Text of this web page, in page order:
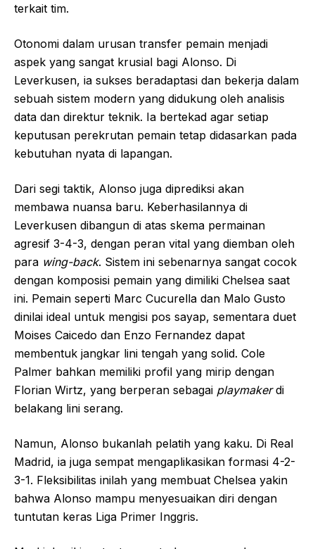
terkait tim.
Otonomi dalam urusan transfer pemain menjadi
aspek yang sangat krusial bagi Alonso. Di
Leverkusen, ia sukses beradaptasi dan bekerja dalam
sebuah sistem modern yang didukung oleh analisis
data dan direktur teknik. Ia bertekad agar setiap
keputusan perekrutan pemain tetap didasarkan pada
kebutuhan nyata di lapangan.
Dari segi taktik, Alonso juga diprediksi akan
membawa nuansa baru. Keberhasilannya di
Leverkusen dibangun di atas skema permainan
agresif 3-4-3, dengan peran vital yang diemban oleh
para wing-back. Sistem ini sebenarnya sangat cocok
dengan komposisi pemain yang dimiliki Chelsea saat
ini. Pemain seperti Marc Cucurella dan Malo Gusto
dinilai ideal untuk mengisi pos sayap, sementara duet
Moises Caicedo dan Enzo Fernandez dapat
membentuk jangkar lini tengah yang solid. Cole
Palmer bahkan memiliki profil yang mirip dengan
Florian Wirtz, yang berperan sebagai playmakerdi
belakang lini serang.
Namun, Alonso bukanlah pelatih yang kaku. Di Real
Madrid, ia juga sempat mengaplikasikan formasi 4-2-
3-1. Fleksibilitas inilah yang membuat Chelsea yakin
bahwa Alonso mampu menyesuaikan diri dengan
tuntutan keras Liga Primer Inggris.